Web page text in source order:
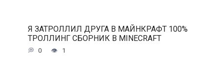
Я ЗАТРОЛЛИЛ ДРУГА В МАЙНКРАФТ 100%
ТРОЛЛИНГ СБОРНИК В MINECRAFT
0 1